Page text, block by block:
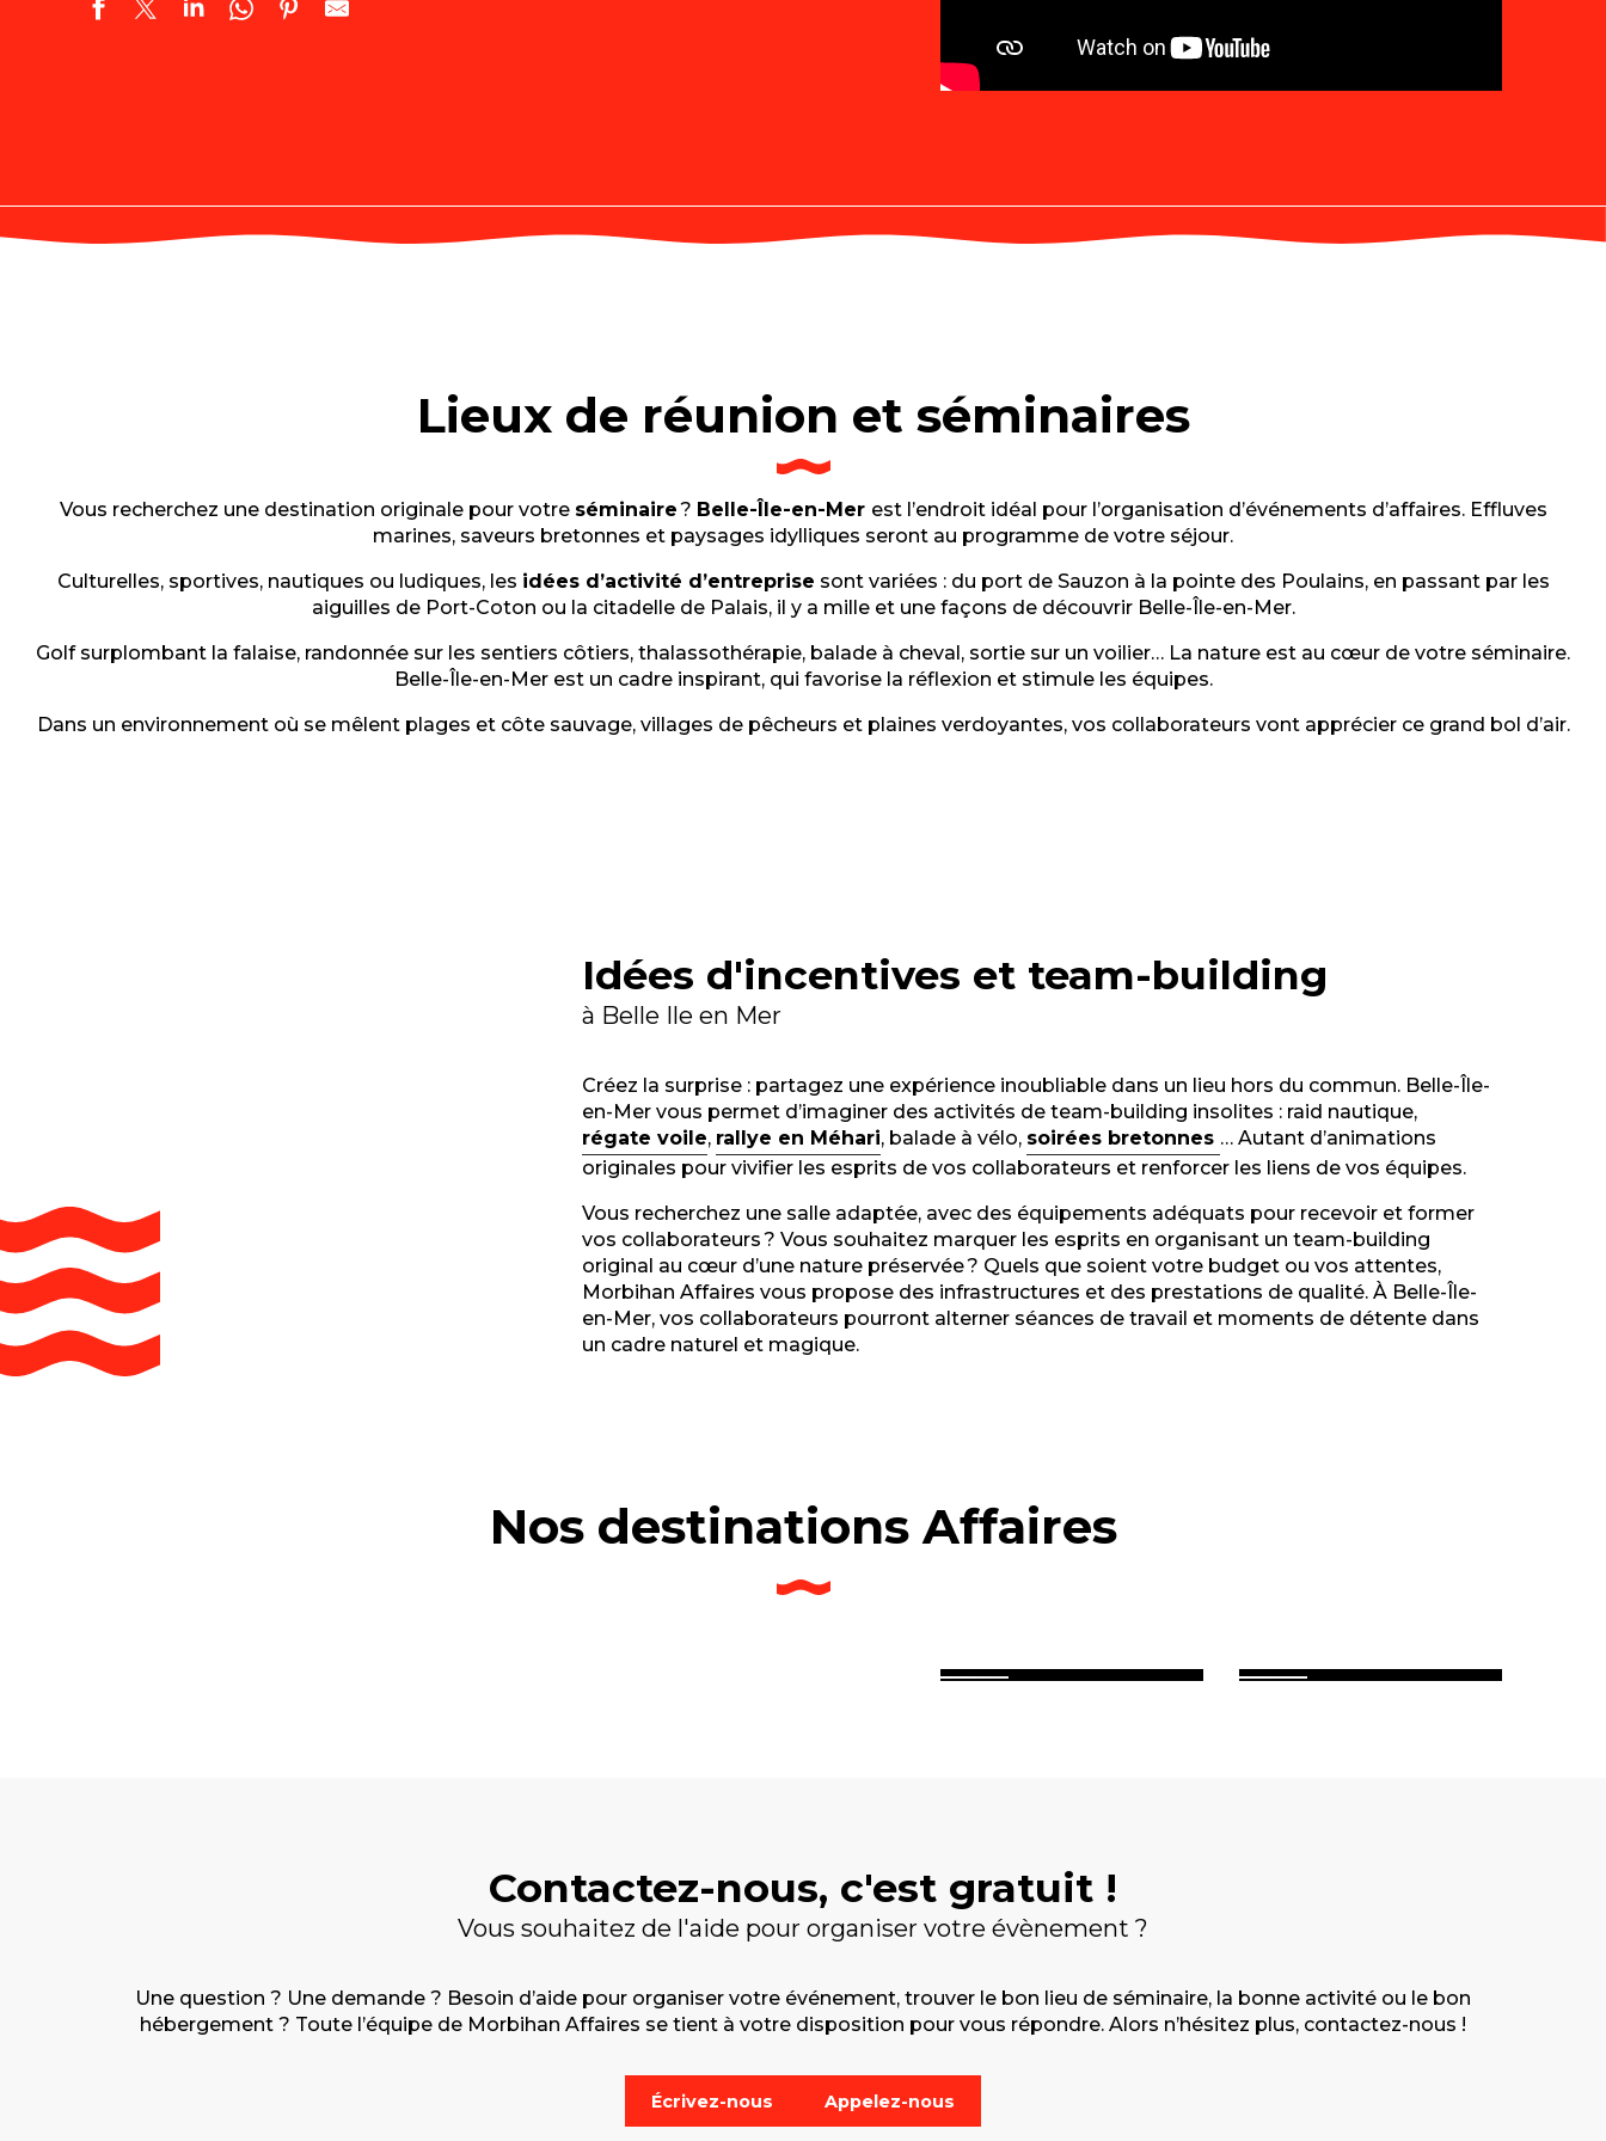
Lieux de réunion et séminaires
Vous recherchez une destination originale pour votre séminaire? Belle-Île-en-Mer est l’endroit idéal pour l’organisation d’événements d’affaires. Effluves
marines, saveurs bretonnes et paysages idylliques seront au programme de votre séjour.
Culturelles, sportives, nautiques ou ludiques, les idées d’activité d’entreprise sont variées : du port de Sauzon à la pointe des Poulains, en passant par les
aiguilles de Port-Coton ou la citadelle de Palais, il y a mille et une façons de découvrir Belle-Île-en-Mer.
Golf surplombant la falaise, randonnée sur les sentiers côtiers, thalassothérapie, balade à cheval, sortie sur un voilier… La nature est au cœur de votre séminaire.
Belle-Île-en-Mer est un cadre inspirant, qui favorise la réflexion et stimule les équipes.
Dans un environnement où se mêlent plages et côte sauvage, villages de pêcheurs et plaines verdoyantes, vos collaborateurs vont apprécier ce grand bol d’air.
Idées d'incentives et team-building
à Belle Ile en Mer
Créez la surprise : partagez une expérience inoubliable dans un lieu hors du commun. Belle-Île-
en-Mer vous permet d’imaginer des activités de team-building insolites : raid nautique,
régate voile, rallye en Méhari, balade à vélo, soirées bretonnes … Autant d’animations
originales pour vivifier les esprits de vos collaborateurs et renforcer les liens de vos équipes.
Vous recherchez une salle adaptée, avec des équipements adéquats pour recevoir et former
vos collaborateurs ? Vous souhaitez marquer les esprits en organisant un team-building
original au cœur d’une nature préservée ? Quels que soient votre budget ou vos attentes,
Morbihan Affaires vous propose des infrastructures et des prestations de qualité. À Belle-Île-
en-Mer, vos collaborateurs pourront alterner séances de travail et moments de détente dans
un cadre naturel et magique.
Nos destinations Affaires
Contactez-nous, c'est gratuit !
Vous souhaitez de l'aide pour organiser votre évènement ?
Une question ? Une demande ? Besoin d’aide pour organiser votre événement, trouver le bon lieu de séminaire, la bonne activité ou le bon
hébergement ? Toute l’équipe de Morbihan Affaires se tient à votre disposition pour vous répondre. Alors n’hésitez plus, contactez-nous !
Écrivez-nous Appelez-nous